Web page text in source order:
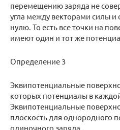
перемещению заряда не
угла между векторами силы и
нулю. То есть все точки на
имеют один и тот же
Определение 3
Эквипотенциальные
которых потенциалы в
Эквипотенциальные
плоскость для однородного
одиночного заряда.